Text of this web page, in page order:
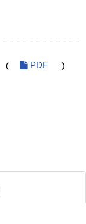
( PDF )